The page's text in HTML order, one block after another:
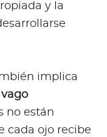
y la
implica
no están
cada ojo recibe